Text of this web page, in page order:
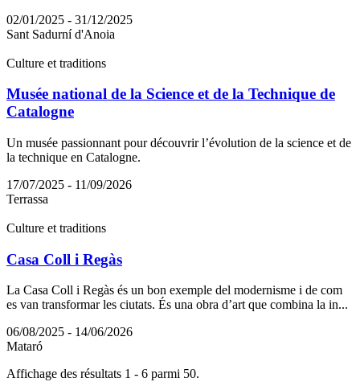
02/01/2025 - 31/12/2025
Sant Sadurní d'Anoia
Culture et traditions
Musée national de la Science et de la Technique de
Catalogne
Un musée passionnant pour découvrir l’évolution de la science et de
la technique en Catalogne.
17/07/2025 - 11/09/2026
Terrassa
Culture et traditions
Casa Coll i Regàs
La Casa Coll i Regàs és un bon exemple del modernisme i de com
es van transformar les ciutats. És una obra d’art que combina la in...
06/08/2025 - 14/06/2026
Mataró
Affichage des résultats 1 - 6 parmi 50.